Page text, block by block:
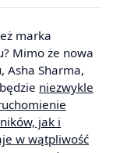
Mimo że nowa
Asha Sharma,
niezwykle
jak i
w wątpliwość